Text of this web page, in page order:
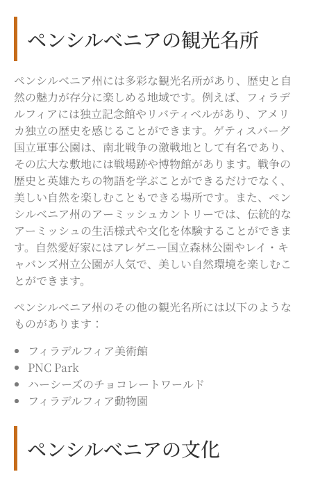
ペンシルべニアの観光名所
ペンシルベニア州には多彩な観光名所があり、歴史と自
然の魅力が存分に楽しめる地域です。例えば、フィラデ
ルフィアには独立記念館やリバティベルがあり、アメリ
カ独立の歴史を感じることができます。ゲティスバーグ
国立軍事公園は、南北戦争の激戦地として有名であり、
その広大な敷地には戦場跡や博物館があります。戦争の
歴史と英雄たちの物語を学ぶことができるだけでなく、
美しい自然を楽しむこともできる場所です。また、ペン
シルベニア州のアーミッシュカントリーでは、伝統的な
アーミッシュの生活様式や文化を体験することができま
す。自然愛好家にはアレゲニー国立森林公園やレイ・キ
ャバンズ州立公園が人気で、美しい自然環境を楽しむこ
とができます。
ペンシルベニア州のその他の観光名所には以下のような
ものがあります：
フィラデルフィア美術館
PNC Park
ハーシーズのチョコレートワールド
フィラデルフィア動物園
ペンシルべニアの文化